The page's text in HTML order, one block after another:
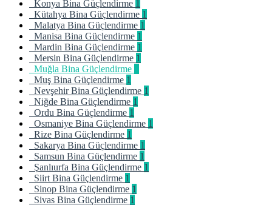
Konya Bina Güçlendirme 1
Kütahya Bina Güçlendirme 1
Malatya Bina Güçlendirme 1
Manisa Bina Güçlendirme 1
Mardin Bina Güçlendirme 1
Mersin Bina Güçlendirme 1
Muğla Bina Güçlendirme
Muş Bina Güçlendirme 1
Nevşehir Bina Güçlendirme 1
Niğde Bina Güçlendirme 1
Ordu Bina Güçlendirme 1
Osmaniye Bina Güçlendirme 1
Rize Bina Güçlendirme 1
Sakarya Bina Güçlendirme 1
Samsun Bina Güçlendirme 1
Şanlıurfa Bina Güçlendirme 1
Siirt Bina Güçlendirme 1
Sinop Bina Güçlendirme 1
Sivas Bina Güçlendirme 1